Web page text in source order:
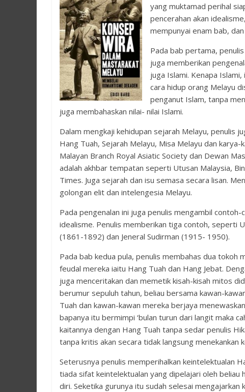
yang muktamad perihal
pencerahan akan
mempunyai enam bab,
Pada bab pertama,
juga memberikan
juga Islami. Kenapa
cara hidup orang Melayu
penganut Islam, tanpa
juga membahaskan nilai- nilai Islami.
Dalam mengkaji kehidupan sejarah Melayu, penulis
Hang Tuah, Sejarah Melayu, Misa Melayu dan
Malayan Branch Royal Asiatic Society dan Dewan
adalah akhbar tempatan seperti Utusan Malaysia,
Times. Juga sejarah dan isu semasa secara lisan.
golongan elit dan intelengesia Melayu.
Pada pengenalan ini juga penulis mengambil
idealisme. Penulis memberikan tiga contoh, seperti
(1861-1892) dan Jeneral Sudirman (1915- 1950).
Pada bab kedua pula, penulis membahas dua tokoh
feudal mereka iaitu Hang Tuah dan Hang Jebat.
juga menceritakan dan memetik kisah-kisah mitos
berumur sepuluh tahun, beliau bersama kawan-
Tuah dan kawan-kawan mereka berjaya
bapanya itu bermimpi ‘bulan turun dari langit maka
kaitannya dengan Hang Tuah tanpa sedar penulis
tanpa kritis akan secara tidak langsung menekankan
Seterusnya penulis memperihalkan keintelektualan
tiada sifat keintelektualan yang dipelajari oleh beliau
diri. Seketika gurunya itu sudah selesai